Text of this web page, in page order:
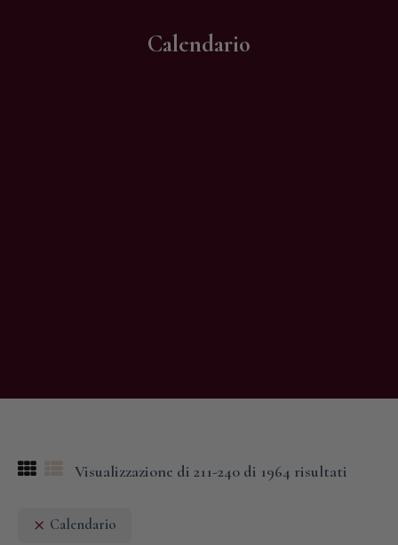
Calendario
Visualizzazione di 211-240 di 1964 risultati
Calendario